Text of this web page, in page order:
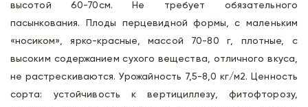
высотой 60-70см. Не требует обязательного
пасынкования. Плоды перцевидной формы, с маленьким
«носиком», ярко-красные, массой 70-80 г, плотные, с
высоким содержанием сухого вещества, отличного вкуса,
не растрескиваются. Урожайность 7,5-8,0 кг/м2. Ценность
сорта: устойчивость к вертициллезу, фитофторозу,